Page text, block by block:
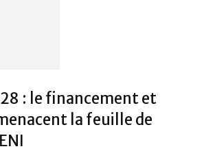
: le financement et
la feuille de